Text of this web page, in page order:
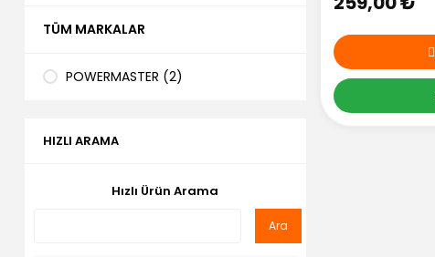
TÜM MARKALAR
POWERMASTER (2)
HIZLI ARAMA
Hızlı Ürün Arama
Ara